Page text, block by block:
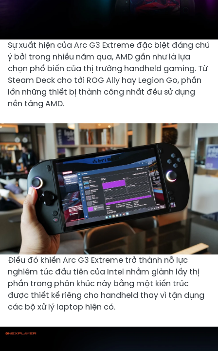
Sự xuất hiện của Arc G3 Extreme đặc biệt đáng chú
ý bởi trong nhiều năm qua, AMD gần như là lựa
chọn phổ biến của thị trường handheld gaming. Từ
Steam Deck cho tới ROG Ally hay Legion Go, phần
lớn những thiết bị thành công nhất đều sử dụng
nền tảng AMD.
Điều đó khiến Arc G3 Extreme trở thành nỗ lực
nghiêm túc đầu tiên của Intel nhằm giành lấy thị
phần trong phân khúc này bằng một kiến trúc
được thiết kế riêng cho handheld thay vì tận dụng
các bộ xử lý laptop hiện có.